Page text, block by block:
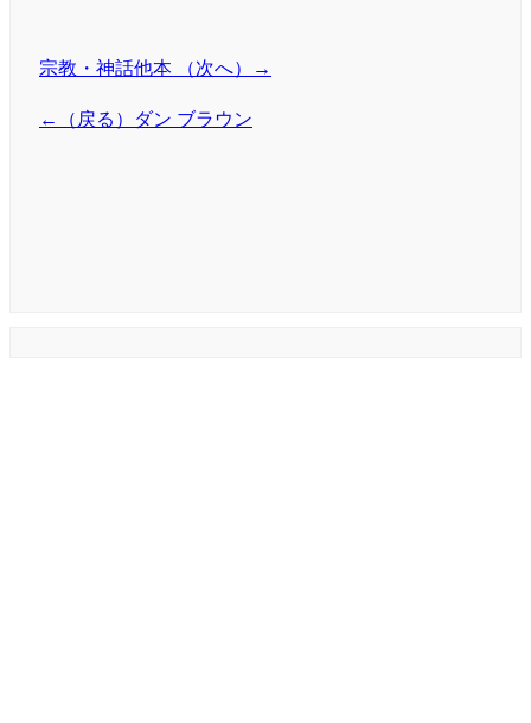
宗教・神話他本 （次へ）→
←（戻る）ダン ブラウン